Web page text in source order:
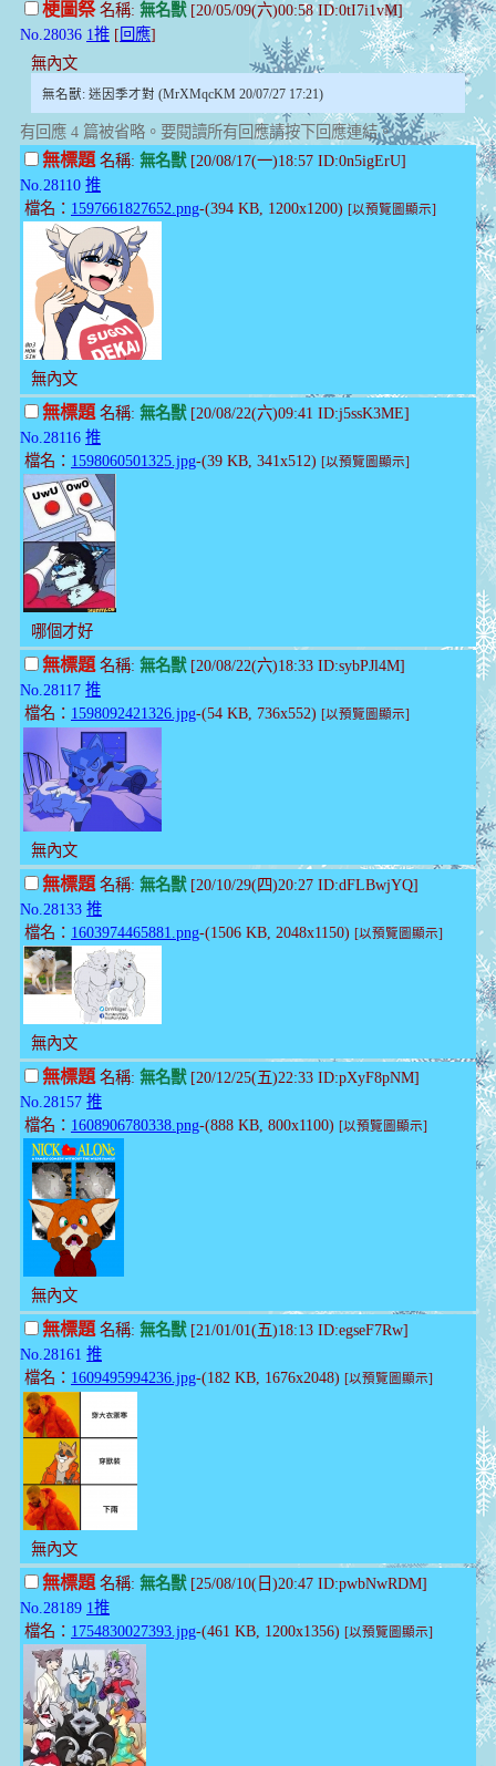
梗圖祭名稱: 無名獸[20/05/09(六)00:58 ID:0tI7i1vM]
No.28036 1推 [回應]
無內文
無名獸: 迷因季才對 (MrXMqcKM 20/07/27 17:21)
有回應 4 篇被省略。要閱讀所有回應請按下回應連結。
無標題名稱: 無名獸[20/08/17(一)18:57 ID:0n5igErU]
No.28110 推
檔名： 1597661827652.png-(394 KB, 1200x1200) [以預覽圖顯示]
無內文
無標題名稱: 無名獸[20/08/22(六)09:41 ID:j5ssK3ME]
No.28116 推
檔名： 1598060501325.jpg-(39 KB, 341x512) [以預覽圖顯示]
哪個才好
無標題名稱: 無名獸[20/08/22(六)18:33 ID:sybPJl4M]
No.28117 推
檔名： 1598092421326.jpg-(54 KB, 736x552) [以預覽圖顯示]
無內文
無標題名稱: 無名獸[20/10/29(四)20:27 ID:dFLBwjYQ]
No.28133 推
檔名： 1603974465881.png-(1506 KB, 2048x1150) [以預覽圖顯示]
無內文
無標題名稱: 無名獸[20/12/25(五)22:33 ID:pXyF8pNM]
No.28157 推
檔名： 1608906780338.png-(888 KB, 800x1100) [以預覽圖顯示]
無內文
無標題名稱: 無名獸[21/01/01(五)18:13 ID:egseF7Rw]
No.28161 推
檔名： 1609495994236.jpg-(182 KB, 1676x2048) [以預覽圖顯示]
無內文
無標題名稱: 無名獸[25/08/10(日)20:47 ID:pwbNwRDM]
No.28189 1推
檔名： 1754830027393.jpg-(461 KB, 1200x1356) [以預覽圖顯示]